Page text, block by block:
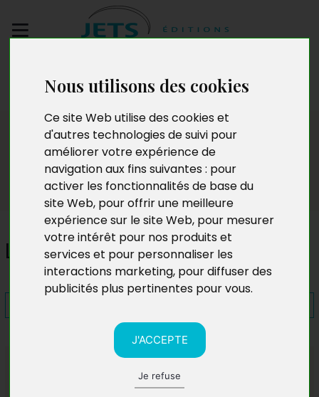
Nous utilisons des cookies
Ce site Web utilise des cookies et
d'autres technologies de suivi pour
améliorer votre expérience de
navigation aux fins suivantes : pour
activer les fonctionnalités de base du
site Web, pour offrir une meilleure
expérience sur le site Web, pour mesurer
votre intérêt pour nos produits et
services et pour personnaliser les
interactions marketing, pour diffuser des
publicités plus pertinentes pour vous.
J'ACCEPTE
Je refuse
manuscrit
Presse
L'année 2020
A lire également